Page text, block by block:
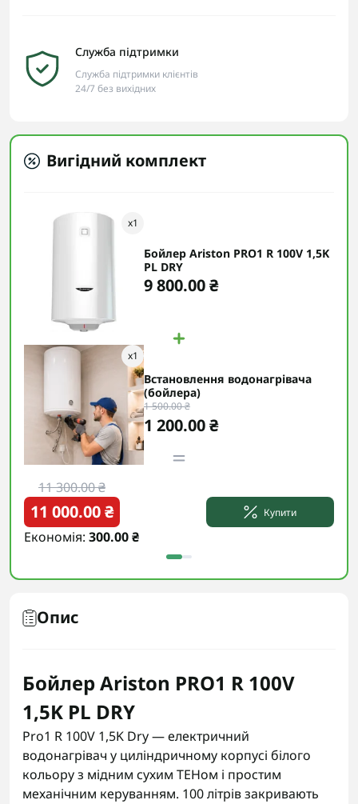
Служба підтримки
Служба підтримки клієнтів
24/7 без вихідних
Вигідний комплект
x1
Бойлер Ariston PRO1 R 100V 1,5K
PL DRY
9 800.00 ₴
x1
Встановлення водонагрівача
(бойлера)
1 500.00 ₴
1 200.00 ₴
11 300.00 ₴
11 000.00 ₴
Економія: 300.00 ₴
Купити
Опис
Бойлер Ariston PRO1 R 100V
1,5K PL DRY
Pro1 R 100V 1,5K Dry — електричний
водонагрівач у циліндричному корпусі білого
кольору з мідним сухим ТЕНом і простим
механічним керуванням. 100 літрів закривають